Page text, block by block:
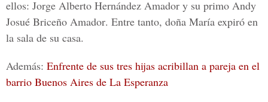
ellos: Jorge Alberto Hernández Amador y su primo Andy
Josué Briceño Amador. Entre tanto, doña María expiró en
la sala de su casa.
Además: Enfrente de sus tres hijas acribillan a pareja en el
barrio Buenos Aires de La Esperanza